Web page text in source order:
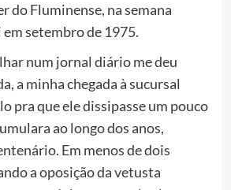
do Fluminense, na semana
setembro de 1975.
num jornal diário me deu
a minha chegada à sucursal
pra que ele dissipasse um pouco
ao longo dos anos,
Em menos de dois
a oposição da vetusta